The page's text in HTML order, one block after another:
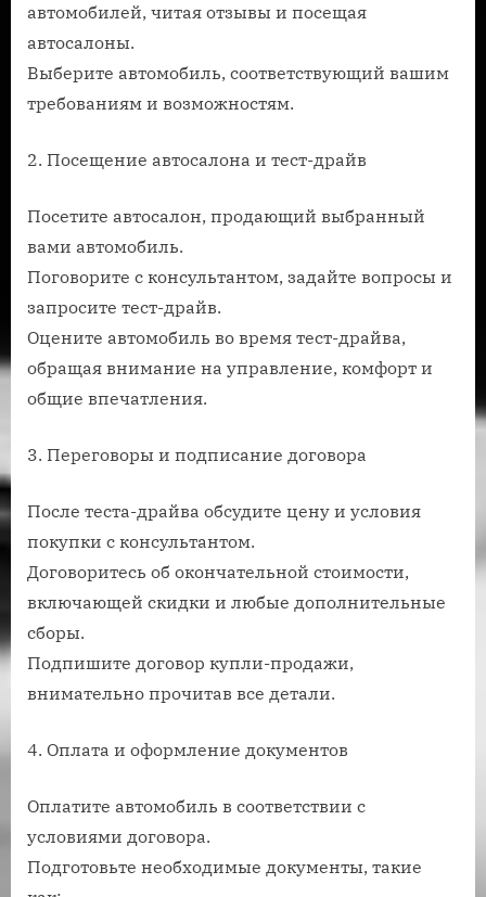
автомобилей, читая отзывы и посещая
автосалоны.
Выберите автомобиль, соответствующий вашим
требованиям и возможностям.
2. Посещение автосалона и тест-драйв
Посетите автосалон, продающий выбранный
вами автомобиль.
Поговорите с консультантом, задайте вопросы и
запросите тест-драйв.
Оцените автомобиль во время тест-драйва,
обращая внимание на управление, комфорт и
общие впечатления.
3. Переговоры и подписание договора
После теста-драйва обсудите цену и условия
покупки с консультантом.
Договоритесь об окончательной стоимости,
включающей скидки и любые дополнительные
сборы.
Подпишите договор купли-продажи,
внимательно прочитав все детали.
4. Оплата и оформление документов
Оплатите автомобиль в соответствии с
условиями договора.
Подготовьте необходимые документы, такие